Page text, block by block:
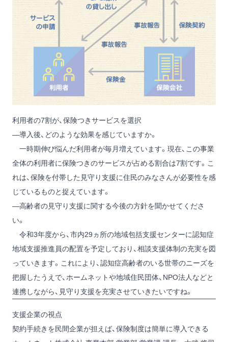
利用者の7割が、保険つきサービスを選択
―導入後、どのような効果を感じていますか。
一時期伸び悩んだ利用者が毎月増えています。現在、この事業
全体の利用者に保険つきのサービスが占める割合は7割です。こ
れは、保険を付帯した見守り支援に住民のみなさんが必要性を感
じているものと捉えています。
―高齢者の見守り支援に関する今後の方針を聞かせてくださ
い。
令和3年度から、市内29ヵ所の地域包括支援センターに認知症
地域支援推進員の配置を予定しており、相談支援体制の充実を図
っていきます。これにより、認知症高齢者のいる世帯のニーズを
把握したうえで、ホームネットや地域住民団体、NPO法人などと
連携しながら、見守り支援を充実させていきたいですね。
支援企業の視点
契約手続きを民間企業が担えば、保険制度は簡単に導入できる